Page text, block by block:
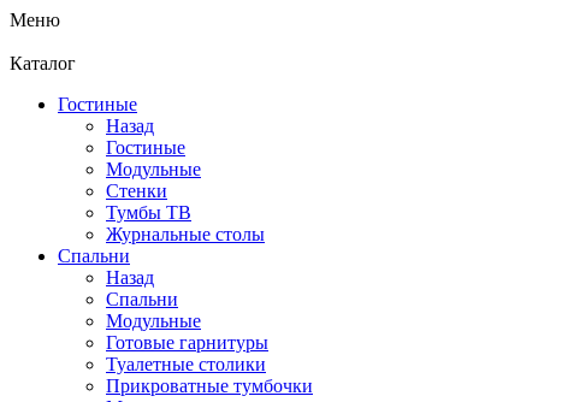
Меню
Каталог
Гостиные
Назад
Гостиные
Модульные
Стенки
Тумбы ТВ
Журнальные столы
Спальни
Назад
Спальни
Модульные
Готовые гарнитуры
Туалетные столики
Прикроватные тумбочки